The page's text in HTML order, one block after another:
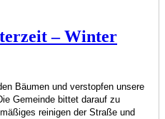
– Winter
Bäumen und verstopfen unsere
Gemeinde bittet darauf zu
reinigen der Straße und